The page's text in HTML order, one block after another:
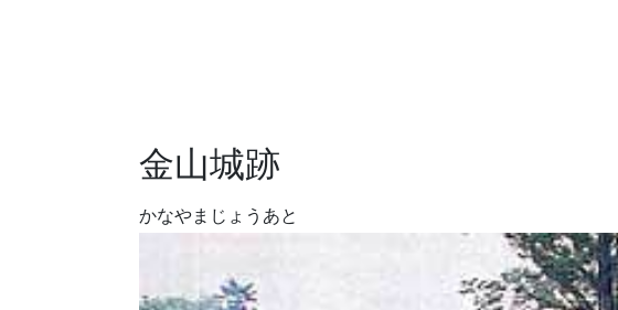
金山城跡
かなやまじょうあと